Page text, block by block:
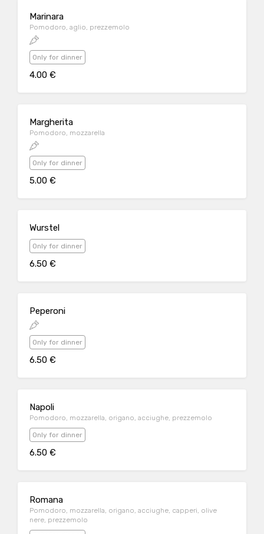
Marinara
Pomodoro, aglio, prezzemolo
Only for dinner
4.00 €
Margherita
Pomodoro, mozzarella
Only for dinner
5.00 €
Wurstel
Only for dinner
6.50 €
Peperoni
Only for dinner
6.50 €
Napoli
Pomodoro, mozzarella, origano, acciughe, prezzemolo
Only for dinner
6.50 €
Romana
Pomodoro, mozzarella, origano, acciughe, capperi, olive
nere, prezzemolo